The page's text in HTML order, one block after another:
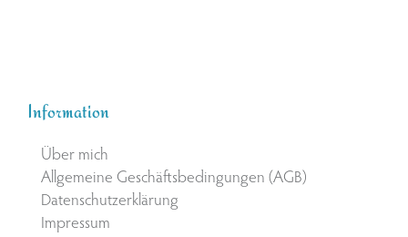
Information
Über mich
Allgemeine Geschäftsbedingungen (AGB)
Datenschutzerklärung
Impressum